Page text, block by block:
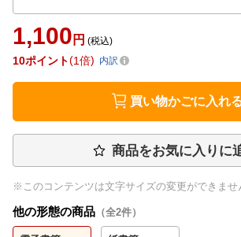
1,100 円 (税込)
10ポイント 1倍 内訳
買い物かごに入れ
商品をお気に入りに
※このコンテンツは文字サイズの変更ができませ
他の形態の商品 （全2件）